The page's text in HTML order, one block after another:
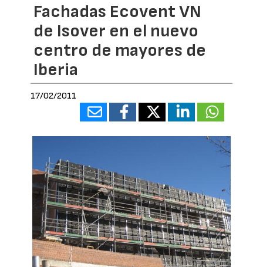
Fachadas Ecovent VN
de Isover en el nuevo
centro de mayores de
Iberia
17/02/2011